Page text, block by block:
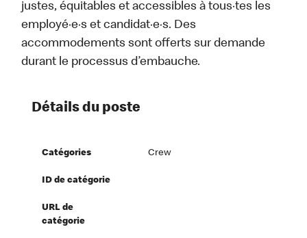
justes, équitables et accessibles à tous·tes les
employé·e·s et candidat·e·s. Des
accommodements sont offerts sur demande
durant le processus d’embauche.
Détails du poste
Catégories Crew
ID de catégorie
URL de
catégorie